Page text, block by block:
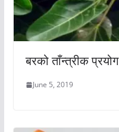
बरको ताँन्त्रीक प्रयोग
June 5, 2019